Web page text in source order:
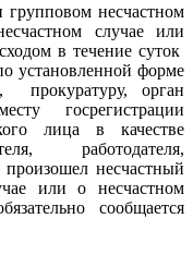
групповом несчастном
случае или
в течение суток
установленной форме
прокуратуру, орган
госрегистрации
лица в качестве
работодателя,
несчастный
или о несчастном
сообщается